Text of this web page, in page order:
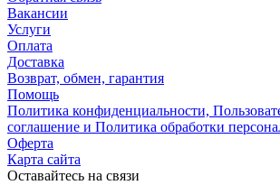
Вакансии
Услуги
Оплата
Доставка
Возврат, обмен, гарантия
Помощь
Политика конфиденциальности,
соглашение и Политика обработки
Оферта
Карта сайта
Оставайтесь на связи